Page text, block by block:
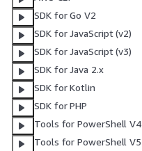
SDK for Go V2
SDK for JavaScript (v2)
SDK for JavaScript (v3)
SDK for Java 2.x
SDK for Kotlin
SDK for PHP
Tools for PowerShell V4
Tools for PowerShell V5